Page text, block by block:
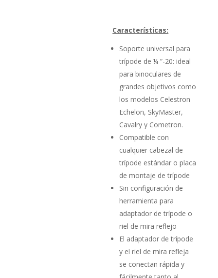
Características:
Soporte universal para
trípode de ¼ ”-20: ideal
para binoculares de
grandes objetivos como
los modelos Celestron
Echelon, SkyMaster,
Cavalry y Cometron.
Compatible con
cualquier cabezal de
trípode estándar o placa
de montaje de trípode
Sin configuración de
herramienta para
adaptador de trípode o
riel de mira reflejo
El adaptador de trípode
y el riel de mira refleja
se conectan rápida y